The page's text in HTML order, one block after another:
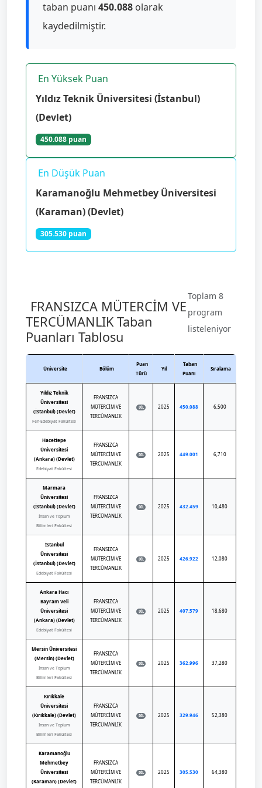
taban puanı 450.088 olarak
kaydedilmiştir.
En Yüksek Puan
Yıldız Teknik Üniversitesi (İstanbul)
(Devlet)
450.088 puan
En Düşük Puan
Karamanoğlu Mehmetbey Üniversitesi
(Karaman) (Devlet)
305.530 puan
FRANSIZCA MÜTERCİM VE
TERCÜMANLIK Taban
Puanları Tablosu
Toplam 8
program
listeleniyor
Üniversite Bölüm
Puan
Türü
Yıl
Taban
Puanı
Sıralama
Yıldız Teknik
Üniversitesi
(İstanbul) (Devlet)
Fen-Edebiyat Fakültesi
FRANSIZCA
MÜTERCİM VE
TERCÜMANLIK
DİL 2025 450.088 6,500
Hacettepe
Üniversitesi
(Ankara) (Devlet)
Edebiyat Fakültesi
FRANSIZCA
MÜTERCİM VE
TERCÜMANLIK
DİL 2025 449.001 6,710
Marmara
Üniversitesi
(İstanbul) (Devlet)
İnsan ve Toplum
Bilimleri Fakültesi
FRANSIZCA
MÜTERCİM VE
TERCÜMANLIK
DİL 2025 432.459 10,480
İstanbul
Üniversitesi
(İstanbul) (Devlet)
Edebiyat Fakültesi
FRANSIZCA
MÜTERCİM VE
TERCÜMANLIK
DİL 2025 426.922 12,080
Ankara Hacı
Bayram Veli
Üniversitesi
(Ankara) (Devlet)
Edebiyat Fakültesi
FRANSIZCA
MÜTERCİM VE
TERCÜMANLIK
DİL 2025 407.579 18,680
Mersin Üniversitesi
(Mersin) (Devlet)
İnsan ve Toplum
Bilimleri Fakültesi
FRANSIZCA
MÜTERCİM VE
TERCÜMANLIK
DİL 2025 362.996 37,280
Kırıkkale
Üniversitesi
(Kırıkkale) (Devlet)
İnsan ve Toplum
Bilimleri Fakültesi
FRANSIZCA
MÜTERCİM VE
TERCÜMANLIK
DİL 2025 329.946 52,380
Karamanoğlu
Mehmetbey
Üniversitesi
(Karaman) (Devlet)
FRANSIZCA
MÜTERCİM VE
TERCÜMANLIK
DİL 2025 305.530 64,380